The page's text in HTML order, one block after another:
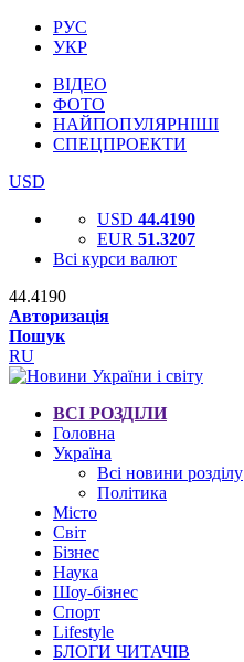
РУС
УКР
ВІДЕО
ФОТО
НАЙПОПУЛЯРНІШІ
СПЕЦПРОЕКТИ
USD
USD 44.4190
EUR 51.3207
Всі курси валют
44.4190
Авторизація
Пошук
RU
ВСІ РОЗДІЛИ
Головна
Україна
Всі новини розділу
Політика
Місто
Світ
Бізнес
Наука
Шоу-бізнес
Спорт
Lifestyle
БЛОГИ ЧИТАЧІВ